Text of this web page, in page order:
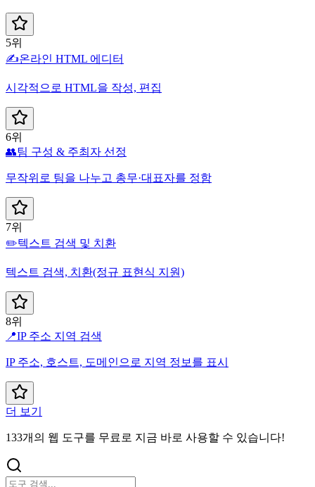
5위
✍️온라인 HTML 에디터
시각적으로 HTML을 작성, 편집
6위
👥팀 구성 & 주최자 선정
무작위로 팀을 나누고 총무·대표자를 정함
7위
✏️텍스트 검색 및 치환
텍스트 검색, 치환(정규 표현식 지원)
8위
📍IP 주소 지역 검색
IP 주소, 호스트, 도메인으로 지역 정보를 표시
더 보기
133개의 웹 도구를 무료로 지금 바로 사용할 수 있습니다!